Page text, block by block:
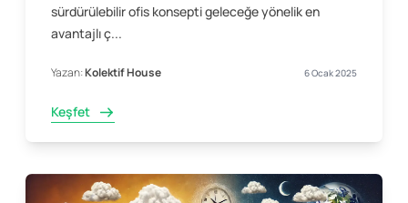
sürdürülebilir ofis konsepti geleceğe yönelik en
avantajlı ç...
Yazan:Kolektif House 6 Ocak 2025
Keşfet